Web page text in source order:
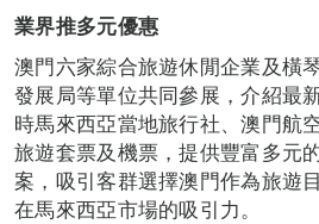
業界推多元優惠
澳門六家綜合旅遊休閒企業及橫
發展局等單位共同參展，介紹最
時馬來西亞當地旅行社、澳門航
旅遊套票及機票，提供豐富多元
案，吸引客群選擇澳門作為旅遊
在馬來西亞市場的吸引力。